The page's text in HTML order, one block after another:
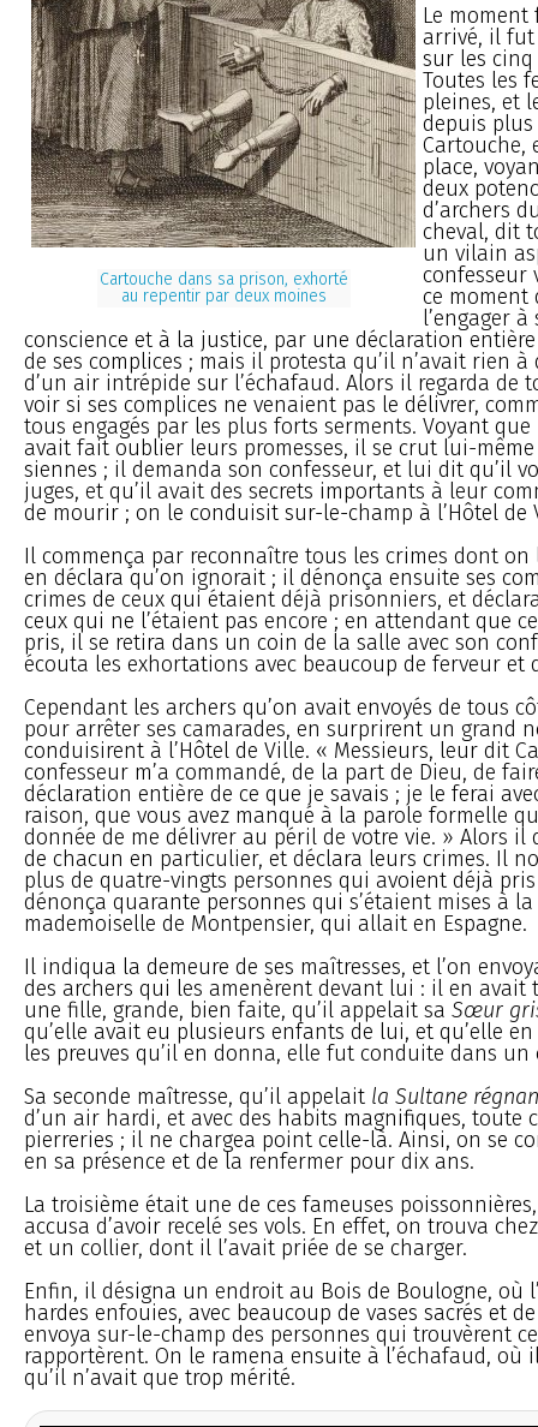
Cartouche dans sa prison, exhorté
au repentir par deux moines
Le
arrivé, il fut
sur les
Toutes les
pleines, et
depuis plus
Cartouche,
place,
deux
d’archers
cheval, dit
un vilain
confesseur
ce moment
l’engager
conscience et à la justice, par une déclaration
de ses complices ; mais il protesta qu’il n’avait rien
d’un air intrépide sur l’échafaud. Alors il regarda de
voir si ses complices ne venaient pas le délivrer,
tous engagés par les plus forts serments. Voyant
avait fait oublier leurs promesses, il se crut lui-même
siennes ; il demanda son confesseur, et lui dit qu’il
juges, et qu’il avait des secrets importants à leur
de mourir ; on le conduisit sur-le-champ à l’Hôtel de
Il commença par reconnaître tous les crimes dont on
en déclara qu’on ignorait ; il dénonça ensuite ses
crimes de ceux qui étaient déjà prisonniers, et
ceux qui ne l’étaient pas encore ; en attendant que
pris, il se retira dans un coin de la salle avec son
écouta les exhortations avec beaucoup de ferveur et
Cependant les archers qu’on avait envoyés de tous
pour arrêter ses camarades, en surprirent un grand
conduisirent à l’Hôtel de Ville. « Messieurs, leur dit
confesseur m’a commandé, de la part de Dieu, de
déclaration entière de ce que je savais ; je le ferai
raison, que vous avez manqué à la parole formelle
donnée de me délivrer au péril de votre vie. » Alors il
de chacun en particulier, et déclara leurs crimes. Il
plus de quatre-vingts personnes qui avoient déjà
dénonça quarante personnes qui s’étaient mises à
mademoiselle de Montpensier, qui allait en Espagne.
Il indiqua la demeure de ses maîtresses, et l’on
des archers qui les amenèrent devant lui : il en avait
une fille, grande, bien faite, qu’il appelait sa Sœur
qu’elle avait eu plusieurs enfants de lui, et qu’elle
les preuves qu’il en donna, elle fut conduite dans un
Sa seconde maîtresse, qu’il appelait la Sultane
d’un air hardi, et avec des habits magnifiques, toute
pierreries ; il ne chargea point celle-là. Ainsi, on se
en sa présence et de la renfermer pour dix ans.
La troisième était une de ces fameuses
accusa d’avoir recelé ses vols. En effet, on trouva
et un collier, dont il l’avait priée de se charger.
Enfin, il désigna un endroit au Bois de Boulogne, où
hardes enfouies, avec beaucoup de vases sacrés et
envoya sur-le-champ des personnes qui trouvèrent
rapportèrent. On le ramena ensuite à l’échafaud, où
qu’il n’avait que trop mérité.